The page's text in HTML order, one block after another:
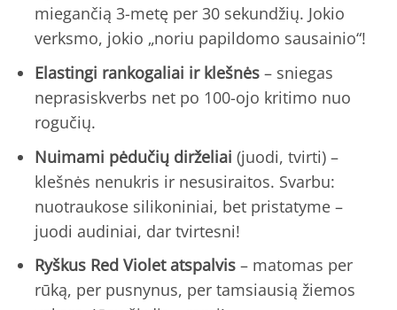
miegančią 3-metę per 30 sekundžių. Jokio
verksmo, jokio „noriu papildomo sausainio“!
Elastingi rankogaliai ir klešnės– sniegas
neprasiskverbs net po 100-ojo kritimo nuo
rogučių.
Nuimami pėdučių dirželiai (juodi, tvirti) –
klešnės nenukris ir nesusiraitos. Svarbu:
nuotraukose silikoniniai, bet pristatyme –
juodi audiniai, dar tvirtesni!
Ryškus Red Violet atspalvis– matomas per
rūką, per pusnynus, per tamsiausią žiemos